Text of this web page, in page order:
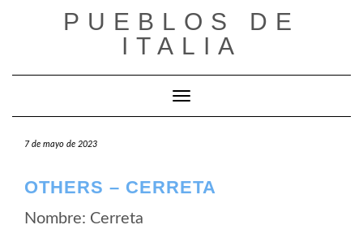
PUEBLOS DE
ITALIA
Cambiar modo de navegación
7 de mayo de 2023
OTHERS – CERRETA
Nombre: Cerreta